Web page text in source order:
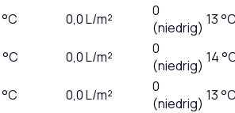
°C 0,0L/m²
0
(niedrig) 13
°C 0,0L/m²
0
(niedrig) 14
°C 0,0L/m²
0
(niedrig) 13